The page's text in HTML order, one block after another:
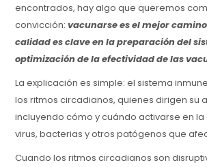
encontrados, hay algo que queremos
convicción: vacunarse es el mejor
calidad es clave en la preparación del
optimización de la efectividad de las
La explicación es simple: el sistema
los ritmos circadianos, quienes dirigen su
incluyendo cómo y cuándo activarse en
virus, bacterias y otros patógenos que
Cuando los ritmos circadianos son